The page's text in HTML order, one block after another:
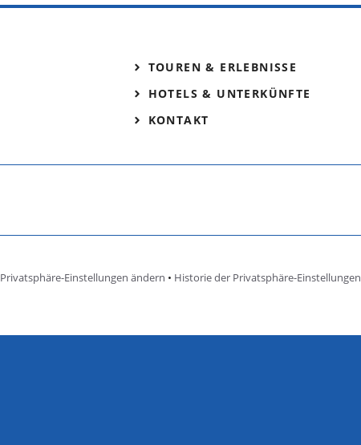
TOUREN & ERLEBNISSE
HOTELS & UNTERKÜNFTE
KONTAKT
Privatsphäre-Einstellungen ändern • Historie der Privatsphäre-Einstellungen